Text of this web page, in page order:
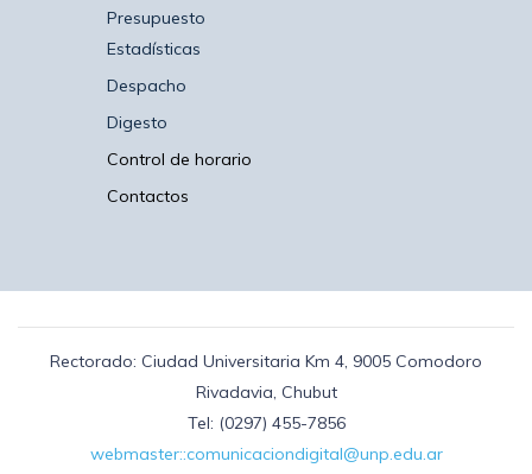
Presupuesto
Estadísticas
Despacho
Digesto
Control de horario
Contactos
Rectorado: Ciudad Universitaria Km 4, 9005 Comodoro
Rivadavia, Chubut
Tel: (0297) 455-7856
webmaster::comunicaciondigital@unp.edu.ar